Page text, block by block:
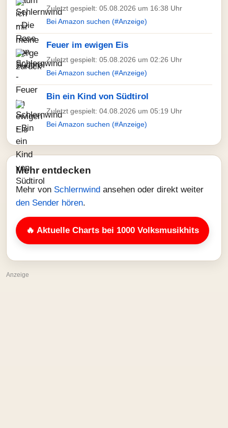
Zuletzt gespielt: 05.08.2026 um 16:38 Uhr
Bei Amazon suchen (#Anzeige)
Feuer im ewigen Eis
Zuletzt gespielt: 05.08.2026 um 02:26 Uhr
Bei Amazon suchen (#Anzeige)
Bin ein Kind von Südtirol
Zuletzt gespielt: 04.08.2026 um 05:19 Uhr
Bei Amazon suchen (#Anzeige)
Mehr entdecken
Mehr von Schlernwind ansehen oder direkt weiter
den Sender hören.
🔥 Aktuelle Charts bei 1000 Volksmusikhits
Anzeige